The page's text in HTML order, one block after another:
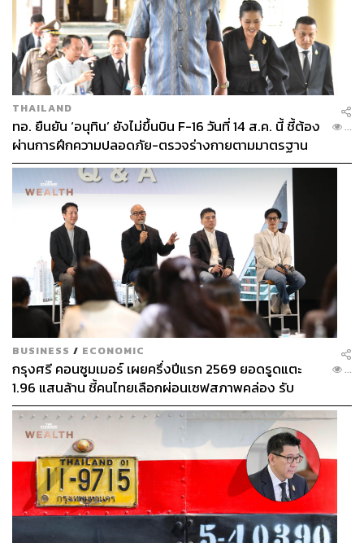
THAILAND
ทอ. ยืนยัน ‘อนุทิน’ ยังไม่ขึ้นบิน F-16 วันที่ 14 ส.ค. นี้ ชี้ต้อง
ผ่านการฝึกความปลอดภัย-ตรวจร่างกายตามมาตรฐาน
ก่อน
...
BUSINESS / ECONOMIC
กรุงศรี คอนซูมเมอร์ เผยครึ่งปีแรก 2569 ยอดรูดแตะ
1.96 แสนล้าน ชี้คนไทยเลือกผ่อนเซฟสภาพคล่อง รับ
เศรษฐกิจผันผวนฉุดผลประกอบการพลาดเป้า
...